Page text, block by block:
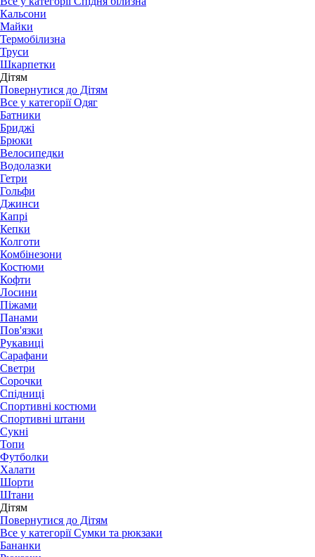
Кальсони
Майки
Термобілизна
Труси
Шкарпетки
Дітям
Повернутися до Дітям
Все у категорії Одяг
Батники
Бриджі
Брюки
Велосипедки
Водолазки
Гетри
Гольфи
Джинси
Капрі
Кепки
Колготи
Комбінезони
Костюми
Кофти
Лосини
Піжами
Панами
Пов'язки
Рукавиці
Сарафани
Светри
Сорочки
Спідниці
Спортивні костюми
Спортивні штани
Сукні
Топи
Футболки
Халати
Шорти
Штани
Дітям
Повернутися до Дітям
Все у категорії Сумки та рюкзаки
Бананки